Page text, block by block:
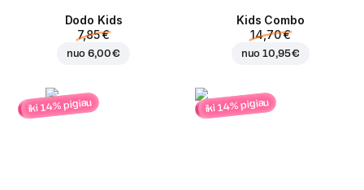
Dodo Kids
7,85 €
nuo6,00 €
Kids Combo
14,70 €
nuo10,95 €
iki 14% pigiau iki 14% pigiau